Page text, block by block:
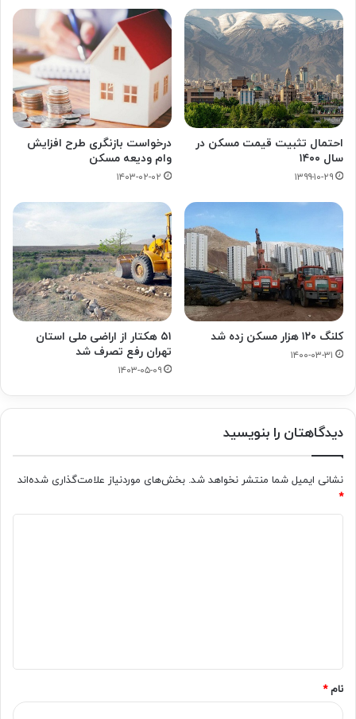
احتمال تثبیت قیمت مسکن در
سال ۱۴۰۰
۱۳۹۹-۱۰-۲۹
درخواست بازنگری طرح افزایش
وام ودیعه مسکن
۱۴۰۳-۰۲-۰۲
کلنگ ۱۲۰ هزار مسکن زده شد
۱۴۰۰-۰۳-۳۱
۵۱ هکتار از اراضی ملی استان
تهران رفع تصرف شد
۱۴۰۳-۰۵-۰۹
دیدگاهتان را بنویسید
نشانی ایمیل شما منتشر نخواهد شد. بخش‌های موردنیاز علامت‌گذاری شده‌اند
*
*
نام*